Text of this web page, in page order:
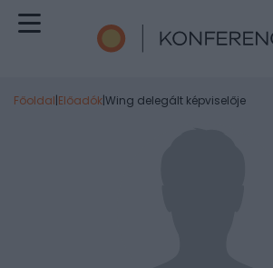
Főoldal|Előadók|Wing delegált képviselője